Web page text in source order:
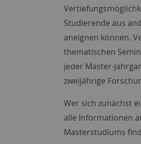
Studierende aus
aneignen können.
thematischen
jeder Master-
zweijährige
Wer sich zunächst
alle Informationen
Masterstudiums